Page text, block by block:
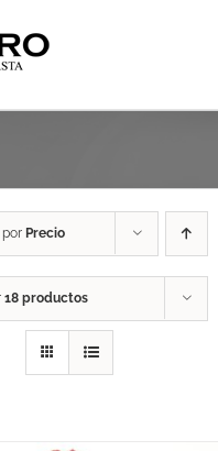
por Precio
18 productos